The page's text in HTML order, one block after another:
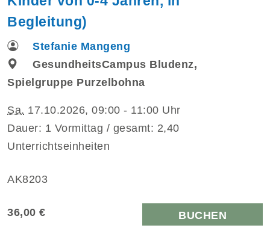
Begleitung)
Stefanie Mangeng
GesundheitsCampus Bludenz,
Spielgruppe Purzelbohna
Sa. 17.10.2026, 09:00 - 11:00 Uhr
Dauer: 1 Vormittag / gesamt: 2,40
Unterrichtseinheiten
AK8203
36,00 € BUCHEN